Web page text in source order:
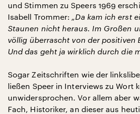
und Stimmen zu Speers 1969
Isabell Trommer: „Da kam ich erst
Staunen nicht heraus. Im Großen
völlig überrascht von der positiven
Und das geht ja wirklich durch die
Sogar Zeitschriften wie der
ließen Speer in Interviews zu Wort
unwidersprochen. Vor allem aber
Fach, Historiker, an dieser aus